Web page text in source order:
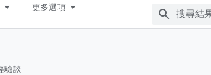
更多選項
驗談